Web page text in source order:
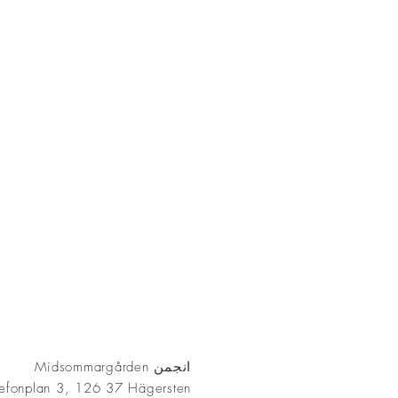
انجمن Midsommargården
3, 126 37 Hägersten